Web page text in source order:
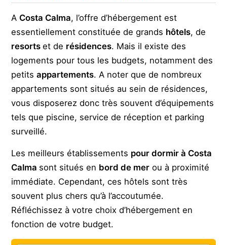
A Costa Calma, l’offre d’hébergement est
essentiellement constituée de grands hôtels, de
resortset de résidences. Mais il existe des
logements pour tous les budgets, notamment des
petitsappartements. A noter que de nombreux
appartements sont situés au sein de résidences,
vous disposerez donc très souvent d’équipements
tels que piscine, service de réception et parking
surveillé.
Les meilleurs établissements pour dormir à Costa
Calma sont situés en bord de mer ou à proximité
immédiate. Cependant, ces hôtels sont très
souvent plus chers qu’à l’accoutumée.
Réfléchissez à votre choix d’hébergement en
fonction de votre budget.